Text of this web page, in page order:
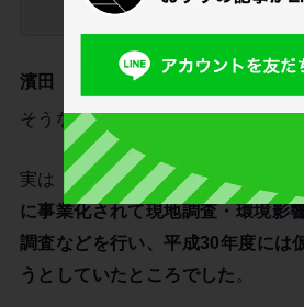
す。
濱田
そうなんです。
実は「大規模一般改修事業」とい
に事業化されて現地調査・環境影
調査などを行い、平成30年度には
うとしていたところでした 。